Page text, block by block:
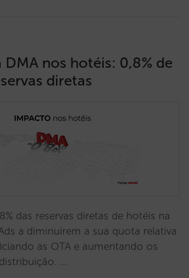
nos hotéis: 0,8% de
diretas
das reservas diretas de hotéis na
a diminuírem a sua quota relativa
as OTA e aumentando os
…